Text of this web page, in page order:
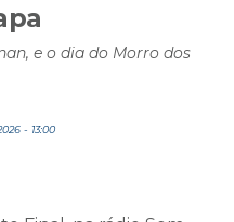
e o dia do Morro dos
- 13:00